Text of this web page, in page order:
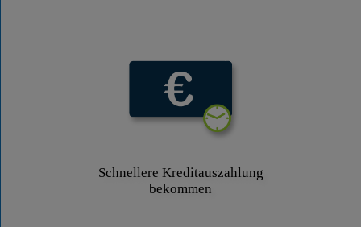
Schnellere Kreditauszahlung
bekommen